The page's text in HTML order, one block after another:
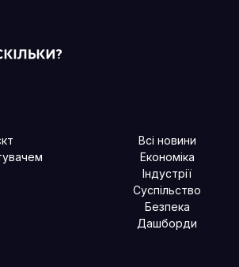
Всі новини
Економіка
Індустрії
Суспільство
Безпека
Дашборди